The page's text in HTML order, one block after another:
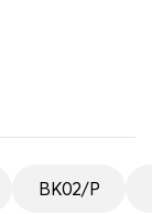
BK02/P